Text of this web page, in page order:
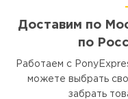
Доставим по
по
Работаем с
можете выбрать
забрать